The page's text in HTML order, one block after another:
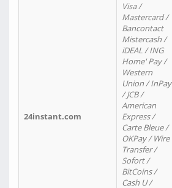
24instant.com
Visa /
Mastercard /
Bancontact
Mistercash /
iDEAL / ING
Home' Pay /
Western
Union / InPay
/ JCB /
American
Express /
Carte Bleue /
OKPay / Wire
Transfer /
Sofort /
BitCoins /
Cash U /